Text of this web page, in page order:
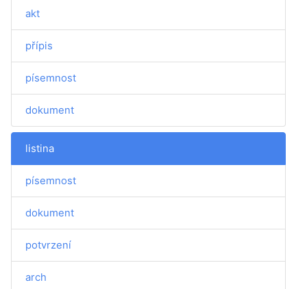
akt
přípis
písemnost
dokument
listina
písemnost
dokument
potvrzení
arch